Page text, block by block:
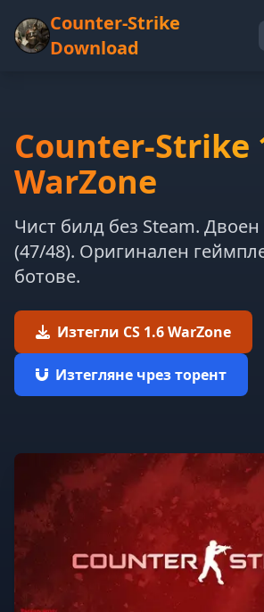
Counter-Strike
Download
Counter-Strike
WarZone
Чист билд без Steam.
(47/48). Оригинален
ботове.
Изтегли CS 1.6 WarZone
Изтегляне чрез торент